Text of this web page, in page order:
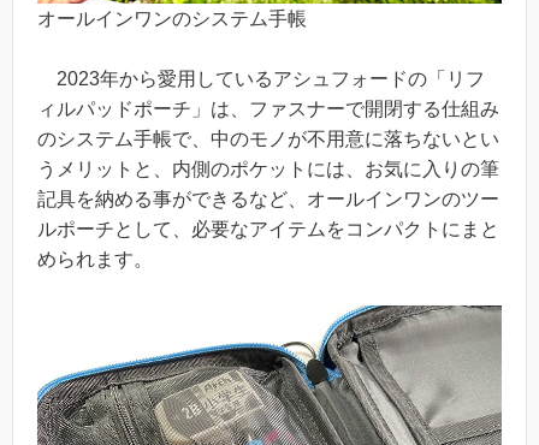
オールインワンのシステム手帳
2023年から愛用しているアシュフォードの「リフ
ィルパッドポーチ」は、ファスナーで開閉する仕組み
のシステム手帳で、中のモノが不用意に落ちないとい
うメリットと、内側のポケットには、お気に入りの筆
記具を納める事ができるなど、オールインワンのツー
ルポーチとして、必要なアイテムをコンパクトにまと
められます。